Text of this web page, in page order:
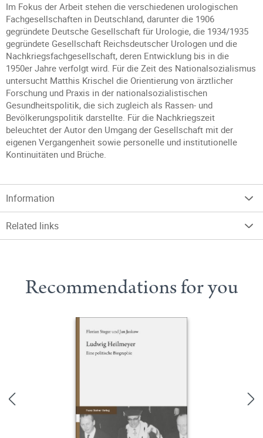
Im Fokus der Arbeit stehen die verschiedenen urologischen
Fachgesellschaften in Deutschland, darunter die 1906
gegründete Deutsche Gesellschaft für Urologie, die 1934/1935
gegründete Gesellschaft Reichsdeutscher Urologen und die
Nachkriegsfachgesellschaft, deren Entwicklung bis in die
1950er Jahre verfolgt wird. Für die Zeit des Nationalsozialismus
untersucht Matthis Krischel die Orientierung von ärztlicher
Forschung und Praxis in der nationalsozialistischen
Gesundheitspolitik, die sich zugleich als Rassen- und
Bevölkerungspolitik darstellte. Für die Nachkriegszeit
beleuchtet der Autor den Umgang der Gesellschaft mit der
eigenen Vergangenheit sowie personelle und institutionelle
Kontinuitäten und Brüche.
Information
Related links
Recommendations for you